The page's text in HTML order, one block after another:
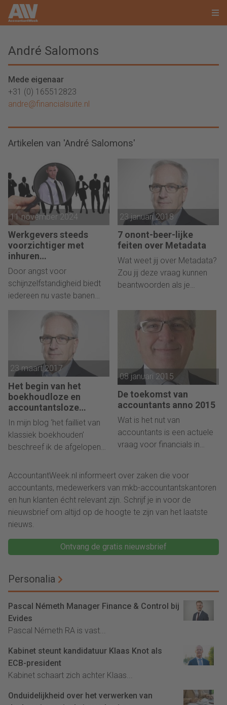
André Salomons
Mede eigenaar
+31 (0) 165512823
andre@financialsuite.nl
Artikelen van 'André Salomons'
11 november 2024
Werkgevers steeds
voorzichtiger met
inhuren
gedetacheerden
Door angst voor
schijnzelfstandigheid biedt
iedereen nu vaste banen
23 januari 2018
7 onont-beer-lijke
feiten over Metadata
Wat weet jij over Metadata?
Zou jij deze vraag kunnen
beantwoorden als je
mens?
23 maart 2017
Het begin van het
boekhoudloze en
accountantsloze
tijdperk
In mijn blog ‘het failliet van
klassiek boekhouden’
beschreef ik de afgelopen
het enkel boekhouden. Ik
durf nu een stap verder te
gaan. Het boekhouden
houdt volledig op te
bestaan, boekhouders,
accountants zijn niet meer
nodig.
08 januari 2015
De toekomst van
accountants anno 2015
Wat is het nut van
accountants is een actuele
vraag voor financials in
accountants. Diegenen die
nooit artikelen hebben
gelezen over accountants
en integriteit of het
één hand te tellen...
AccountantWeek.nl informeert over zaken die voor
accountants, medewerkers van mkb-accountantskantoren
en hun klanten écht relevant zijn. Schrijf je in voor de
nieuwsbrief om altijd op de hoogte te zijn van het laatste
nieuws.
Ontvang de gratis nieuwsbrief
Personalia
Pascal Németh Manager Finance & Control bij
Evides
Pascal Németh RA is vast...
Kabinet steunt kandidatuur Klaas Knot als
ECB-president
Kabinet schaart zich achter Klaas...
Onduidelijkheid over het verwerken van